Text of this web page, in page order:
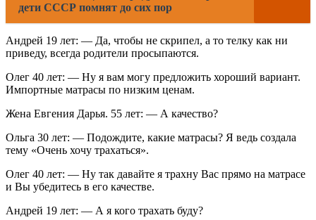
дети СССР помнят до сих пор
Андрей 19 лет: — Да, чтобы не скрипел, а то телку как ни
приведу, всегда родители просыпаются.
Олег 40 лет: — Ну я вам могу предложить хороший вариант.
Импортные матрасы по низким ценам.
Жена Евгения Дарья. 55 лет: — А качество?
Ольга 30 лет: — Подождите, какие матрасы? Я ведь создала
тему «Очень хочу трахаться».
Олег 40 лет: — Ну так давайте я трахну Вас прямо на матрасе
и Вы убедитесь в его качестве.
Андрей 19 лет: — А я кого трахать буду?